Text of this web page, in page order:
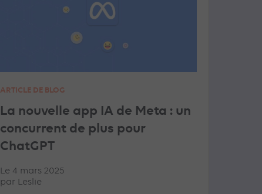
ARTICLE DE BLOG
La nouvelle app IA de Meta : un
concurrent de plus pour
ChatGPT
Le 4 mars 2025
par Leslie